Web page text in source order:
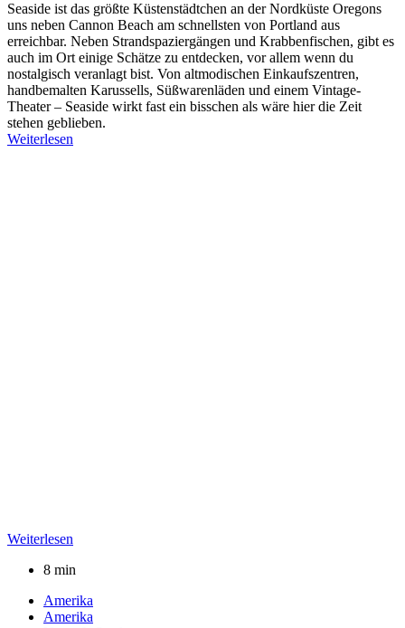
Seaside ist das größte Küstenstädtchen an der Nordküste Oregons
uns neben Cannon Beach am schnellsten von Portland aus
erreichbar. Neben Strandspaziergängen und Krabbenfischen, gibt es
auch im Ort einige Schätze zu entdecken, vor allem wenn du
nostalgisch veranlagt bist. Von altmodischen Einkaufszentren,
handbemalten Karussells, Süßwarenläden und einem Vintage-
Theater – Seaside wirkt fast ein bisschen als wäre hier die Zeit
stehen geblieben.
Weiterlesen
Weiterlesen
8 min
Amerika
Amerika